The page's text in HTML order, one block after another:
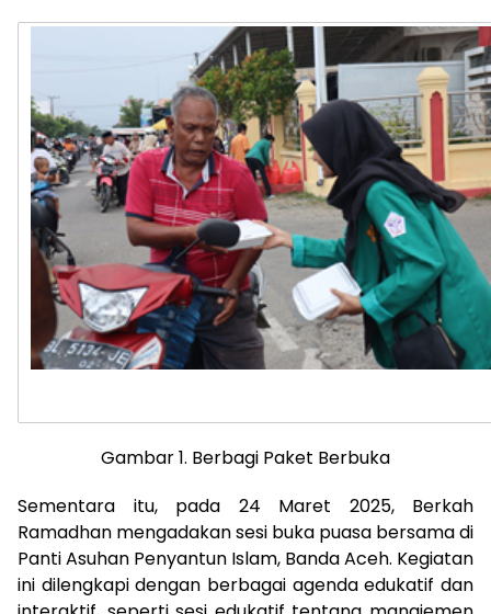
Gambar 1. Berbagi Paket Berbuka
Sementara itu, pada 24 Maret 2025, Berkah
Ramadhan mengadakan sesi buka puasa bersama di
Panti Asuhan Penyantun Islam, Banda Aceh. Kegiatan
ini dilengkapi dengan berbagai agenda edukatif dan